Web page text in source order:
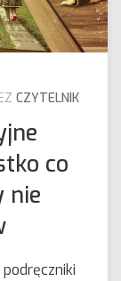
CZYTELNIK
co
nie